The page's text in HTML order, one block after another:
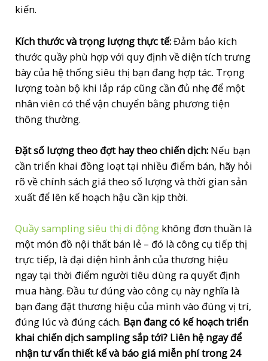
kiến.
Kích thước và trọng lượng thực tế:Đảm bảo kích
thước quầy phù hợp với quy định về diện tích trưng
bày của hệ thống siêu thị bạn đang hợp tác. Trọng
lượng toàn bộ khi lắp ráp cũng cần đủ nhẹ để một
nhân viên có thể vận chuyển bằng phương tiện
thông thường.
Đặt số lượng theo đợt hay theo chiến dịch: Nếu bạn
cần triển khai đồng loạt tại nhiều điểm bán, hãy hỏi
rõ về chính sách giá theo số lượng và thời gian sản
xuất để lên kế hoạch hậu cần kịp thời.
Quầy sampling siêu thị di động không đơn thuần là
một món đồ nội thất bán lẻ – đó là công cụ tiếp thị
trực tiếp, là đại diện hình ảnh của thương hiệu
ngay tại thời điểm người tiêu dùng ra quyết định
mua hàng. Đầu tư đúng vào công cụ này nghĩa là
bạn đang đặt thương hiệu của mình vào đúng vị trí,
đúng lúc và đúng cách. Bạn đang có kế hoạch triển
khai chiến dịch sampling sắp tới? Liên hệ ngay để
nhận tư vấn thiết kế và báo giá miễn phí trong 24